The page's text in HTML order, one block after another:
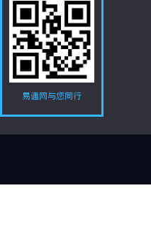
易通网与您同行